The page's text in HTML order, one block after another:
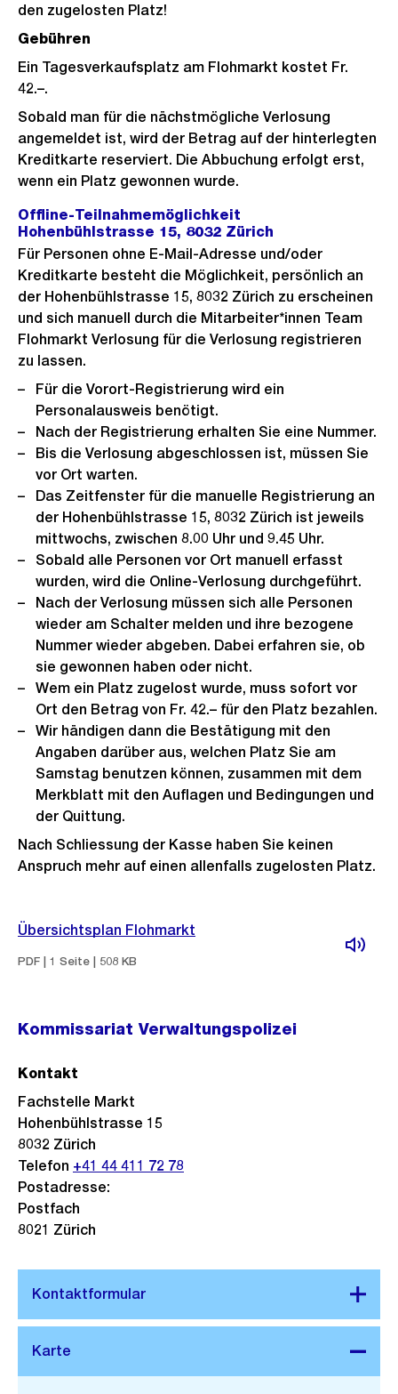
den zugelosten Platz!
Gebühren
Ein Tagesverkaufsplatz am Flohmarkt kostet Fr.
42.–.
Sobald man für die nächstmögliche Verlosung
angemeldet ist, wird der Betrag auf der hinterlegten
Kreditkarte reserviert. Die Abbuchung erfolgt erst,
wenn ein Platz gewonnen wurde.
Offline-Teilnahmemöglichkeit
Hohenbühlstrasse 15, 8032 Zürich
Für Personen ohne E-Mail-Adresse und/oder
Kreditkarte besteht die Möglichkeit, persönlich an
der Hohenbühlstrasse 15, 8032 Zürich zu erscheinen
und sich manuell durch die Mitarbeiter*innen Team
Flohmarkt Verlosung für die Verlosung registrieren
zu lassen.
Für die Vorort-Registrierung wird ein
Personalausweis benötigt.
Nach der Registrierung erhalten Sie eine Nummer.
Bis die Verlosung abgeschlossen ist, müssen Sie
vor Ort warten.
Das Zeitfenster für die manuelle Registrierung an
der Hohenbühlstrasse 15, 8032 Zürich ist jeweils
mittwochs, zwischen 8.00 Uhr und 9.45 Uhr.
Sobald alle Personen vor Ort manuell erfasst
wurden, wird die Online-Verlosung durchgeführt.
Nach der Verlosung müssen sich alle Personen
wieder am Schalter melden und ihre bezogene
Nummer wieder abgeben. Dabei erfahren sie, ob
sie gewonnen haben oder nicht.
Wem ein Platz zugelost wurde, muss sofort vor
Ort den Betrag von Fr. 42.– für den Platz bezahlen.
Wir händigen dann die Bestätigung mit den
Angaben darüber aus, welchen Platz Sie am
Samstag benutzen können, zusammen mit dem
Merkblatt mit den Auflagen und Bedingungen und
der Quittung.
Nach Schliessung der Kasse haben Sie keinen
Anspruch mehr auf einen allenfalls zugelosten Platz.
Übersichtsplan Flohmarkt
PDF | 1 Seite | 508 KB
Kommissariat Verwaltungspolizei
Stadtplan 3D
Kontakt
Fachstelle Markt
Hohenbühlstrasse 15
8032 Zürich
Telefon +41 44 411 72 78
Postadresse:
Postfach
8021 Zürich